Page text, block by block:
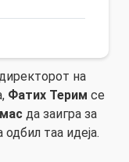
на
Фатих Терим се
да заигра за
таа идеја.